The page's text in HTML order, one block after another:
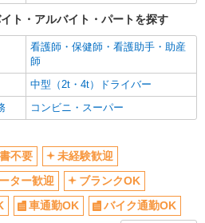
ト・アルバイト・パートを探す
看護師・保健師・看護助手・助産
師
中型（2t・4t）ドライバー
コンビニ・スーパー
不要
未経験歓迎
ター歓迎
ブランクOK
車通勤OK
バイク通勤OK